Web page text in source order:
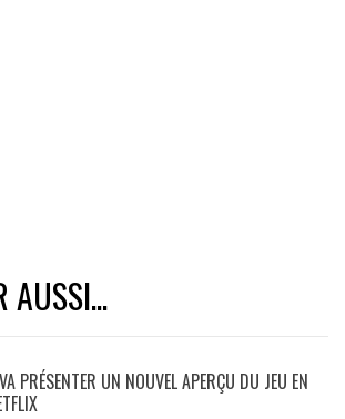
AUSSI...
PRÉSENTER UN NOUVEL APERÇU DU JEU EN